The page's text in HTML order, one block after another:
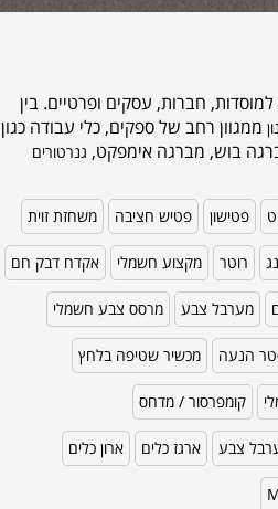
חברות, עסקים ופרטיים. בין
ממגוון רחב של ספקים, כלי עבודה כגון
בוש, מברגה אימפקט, גנרטורים
פטישון פטיש חציבה משחזת זוית
רוטר מקצוע חשמלי אקדח דבק חם
מערבל צבע מרסס צבע חשמלי
הנעה מכשיר שטיפה בלחץ
קומפרסור / מדחס
צבע ארגז כלים ארון כלים